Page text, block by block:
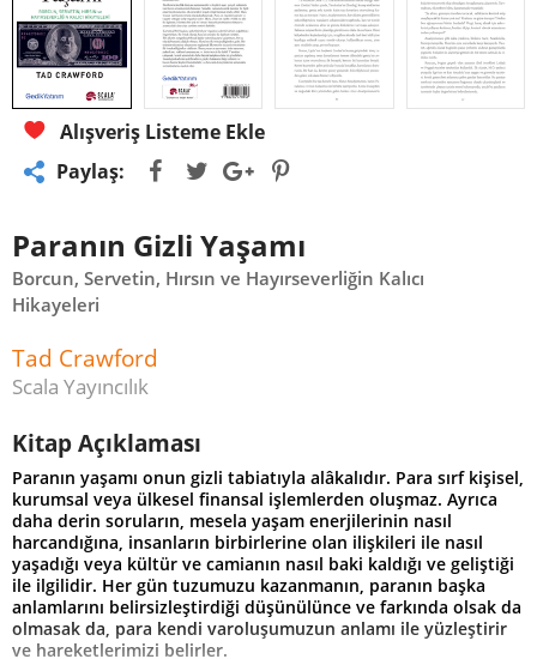
Alışveriş Listeme Ekle
Paylaş:
Paranın Gizli Yaşamı
Borcun, Servetin, Hırsın ve Hayırseverliğin Kalıcı
Hikayeleri
Tad Crawford
Scala Yayıncılık
Kitap Açıklaması
Paranın yaşamı onun gizli tabiatıyla alâkalıdır. Para sırf kişisel,
kurumsal veya ülkesel finansal işlemlerden oluşmaz. Ayrıca
daha derin soruların, mesela yaşam enerjilerinin nasıl
harcandığına, insanların birbirlerine olan ilişkileri ile nasıl
yaşadığı veya kültür ve camianın nasıl baki kaldığı ve geliştiği
ile ilgilidir. Her gün tuzumuzu kazanmanın, paranın başka
anlamlarını belirsizleştirdiği düşünülünce ve farkında olsak da
olmasak da, para kendi varoluşumuzun anlamı ile yüzleştirir
ve hareketlerimizi belirler.